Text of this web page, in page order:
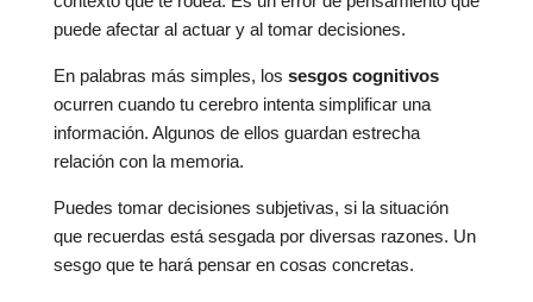
puede afectar al actuar y al tomar decisiones.
En palabras más simples, los sesgos cognitivos
ocurren cuando tu cerebro intenta simplificar una
información. Algunos de ellos guardan estrecha
relación con la memoria.
Puedes tomar decisiones subjetivas, si la situación
que recuerdas está sesgada por diversas razones. Un
sesgo que te hará pensar en cosas concretas.